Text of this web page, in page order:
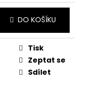
DO KOŠÍKU
Tisk
Zeptat se
Sdílet